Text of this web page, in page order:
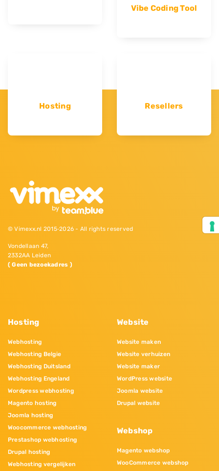
Vibe Coding Tool
Hosting Resellers
© Vimexx.nl 2015‐2026 - All rights reserved
Vondellaan 47,
2332AA Leiden
( Geen bezoekadres )
Hosting
Webhosting
Webhosting Belgie
Webhosting Duitsland
Webhosting Engeland
Wordpress webhosting
Magento hosting
Joomla hosting
Woocommerce webhosting
Prestashop webhosting
Drupal hosting
Webhosting vergelijken
Website
Website maken
Website verhuizen
Website maker
WordPress website
Joomla website
Drupal website
Webshop
Magento webshop
WooCommerce webshop